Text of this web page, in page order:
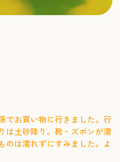
でお買い物に行きました。行
は土砂降り。靴・ズボンが濡
のは濡れずにすみました。よ